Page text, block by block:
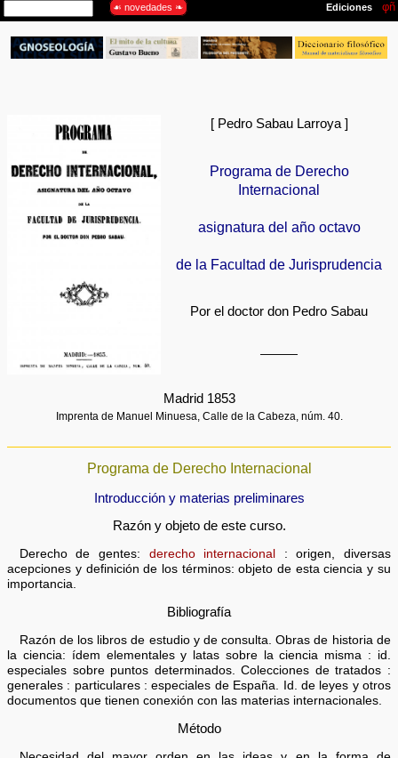
[ Pedro Sabau Larroya ]
Programa de Derecho
Internacional
asignatura del año octavo
de la Facultad de Jurisprudencia
Por el doctor don Pedro Sabau
———
Madrid 1853
Imprenta de Manuel Minuesa, Calle de la Cabeza, núm. 40.
Programa de Derecho Internacional
Introducción y materias preliminares
Razón y objeto de este curso.
Derecho de gentes: derecho internacional : origen, diversas
acepciones y definición de los términos: objeto de esta ciencia y su
importancia.
Bibliografía
Razón de los libros de estudio y de consulta. Obras de historia de
la ciencia: ídem elementales y latas sobre la ciencia misma : id.
especiales sobre puntos determinados. Colecciones de tratados :
generales : particulares : especiales de España. Id. de leyes y otros
documentos que tienen conexión con las materias internacionales.
Método